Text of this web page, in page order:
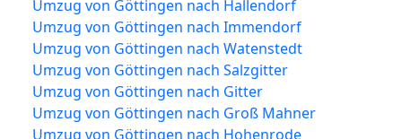
Umzug von Göttingen nach Hallendorf
Umzug von Göttingen nach Immendorf
Umzug von Göttingen nach Watenstedt
Umzug von Göttingen nach Salzgitter
Umzug von Göttingen nach Gitter
Umzug von Göttingen nach Groß Mahner
Umzug von Göttingen nach Hohenrode